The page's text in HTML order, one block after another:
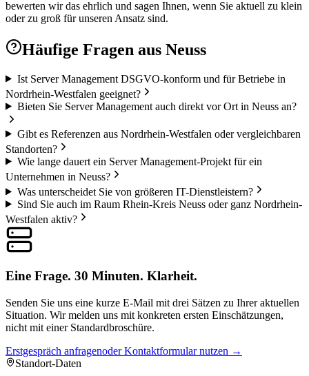
bewerten wir das ehrlich und sagen Ihnen, wenn Sie aktuell zu klein
oder zu groß für unseren Ansatz sind.
Häufige Fragen aus Neuss
Ist Server Management DSGVO-konform und für Betriebe in
Nordrhein-Westfalen geeignet?
Bieten Sie Server Management auch direkt vor Ort in Neuss an?
Gibt es Referenzen aus Nordrhein-Westfalen oder vergleichbaren
Standorten?
Wie lange dauert ein Server Management-Projekt für ein
Unternehmen in Neuss?
Was unterscheidet Sie von größeren IT-Dienstleistern?
Sind Sie auch im Raum Rhein-Kreis Neuss oder ganz Nordrhein-
Westfalen aktiv?
Eine Frage. 30 Minuten. Klarheit.
Senden Sie uns eine kurze E-Mail mit drei Sätzen zu Ihrer aktuellen
Situation. Wir melden uns mit konkreten ersten Einschätzungen,
nicht mit einer Standardbroschüre.
Erstgespräch anfragenoder Kontaktformular nutzen →
Standort-Daten